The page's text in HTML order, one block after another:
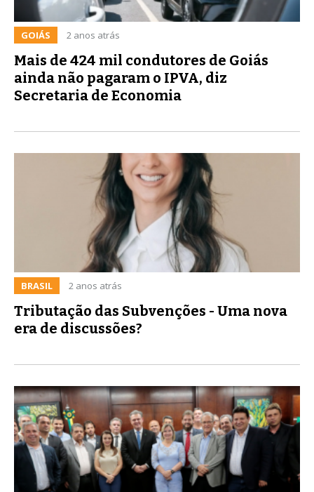
GOIÁS 2 anos atrás
Mais de 424 mil condutores de Goiás
ainda não pagaram o IPVA, diz
Secretaria de Economia
BRASIL 2 anos atrás
Tributação das Subvenções - Uma nova
era de discussões?